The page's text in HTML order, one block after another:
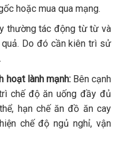
hoặc mua qua mạng.
thường tác động từ từ và
Do đó cần kiên trì sử
hoạt lành mạnh: Bên cạnh
chế độ ăn uống đầy đủ
hạn chế ăn đồ ăn cay
chế độ ngủ nghỉ, vận